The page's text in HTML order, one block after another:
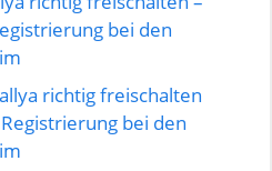
bei den
richtig freischalten
bei den